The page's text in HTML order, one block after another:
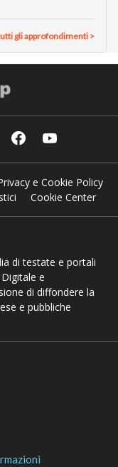
gli approfondimenti >
e Cookie Policy
Cookie Center
di testate e portali
e
di diffondere la
e pubbliche